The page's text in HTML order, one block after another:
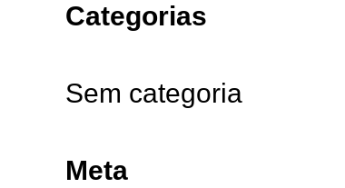
Categorias
Sem categoria
Meta